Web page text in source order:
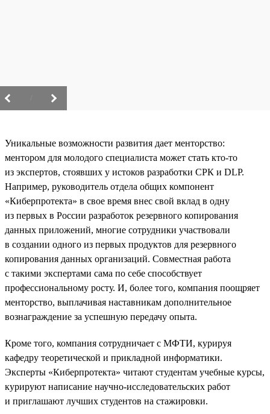
Уникальные возможности развития дает менторство:
ментором для молодого специалиста может стать кто-то
из экспертов, стоявших у истоков разработки СРК и DLP.
Например, руководитель отдела общих компонент
«Киберпротекта» в свое время внес свой вклад в одну
из первых в России разработок резервного копирования
данных приложений, многие сотрудники участвовали
в создании одного из первых продуктов для резервного
копирования данных организаций. Совместная работа
с такими экспертами сама по себе способствует
профессиональному росту. И, более того, компания поощряет
менторство, выплачивая наставникам дополнительное
вознаграждение за успешную передачу опыта.
Кроме того, компания сотрудничает с МФТИ, курируя
кафедру теоретической и прикладной информатики.
Эксперты «Киберпротекта» читают студентам учебные курсы,
курируют написание научно-исследовательских работ
и приглашают лучших студентов на стажировки.